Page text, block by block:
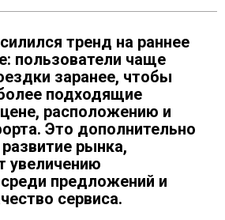
тренд на раннее
пользователи чаще
заранее, чтобы
подходящие
расположению и
Это дополнительно
рынка,
увеличению
предложений и
сервиса.